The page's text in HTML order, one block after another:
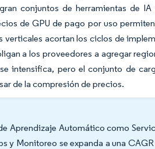
conjuntos de herramientas de IA
de GPU de pago por uso
acortan los ciclos de
a los proveedores a agregar
intensifica, pero el conjunto de
de la compresión de precios.
Aprendizaje Automático como
y Monitoreo se expanda a una CAGR